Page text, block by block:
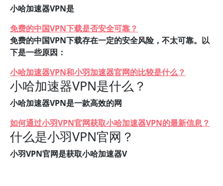
小哈加速器VPN是
免费的中国VPN下载是否安全可靠？
免费的中国VPN下载存在一定的安全风险，不太可靠。以
下是一些原因：
小哈加速器VPN和小羽加速器官网的比较是什么？
小哈加速器VPN是什么？
小哈加速器VPN是一款高效的网
如何通过小羽VPN官网获取小哈加速器VPN的最新信息？
什么是小羽VPN官网？
小羽VPN官网是获取小哈加速器V